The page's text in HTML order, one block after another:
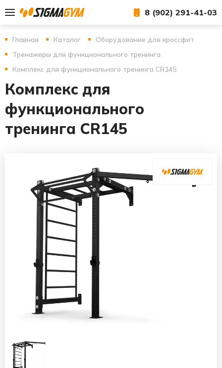
8 (902) 291-41-03
Главная Каталог
Оборудование для кроссфит
Тренажеры для функционального тренинга
Комплекс для функционального тренинга CR145
Комплекс для
функционального
тренинга CR145